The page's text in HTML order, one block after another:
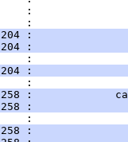
:
:
:
:
:
:
:
:
:
:
: